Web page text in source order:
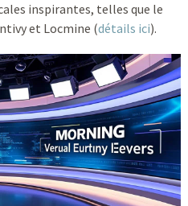
inspirantes, telles que le
et Locmine (détails ici).